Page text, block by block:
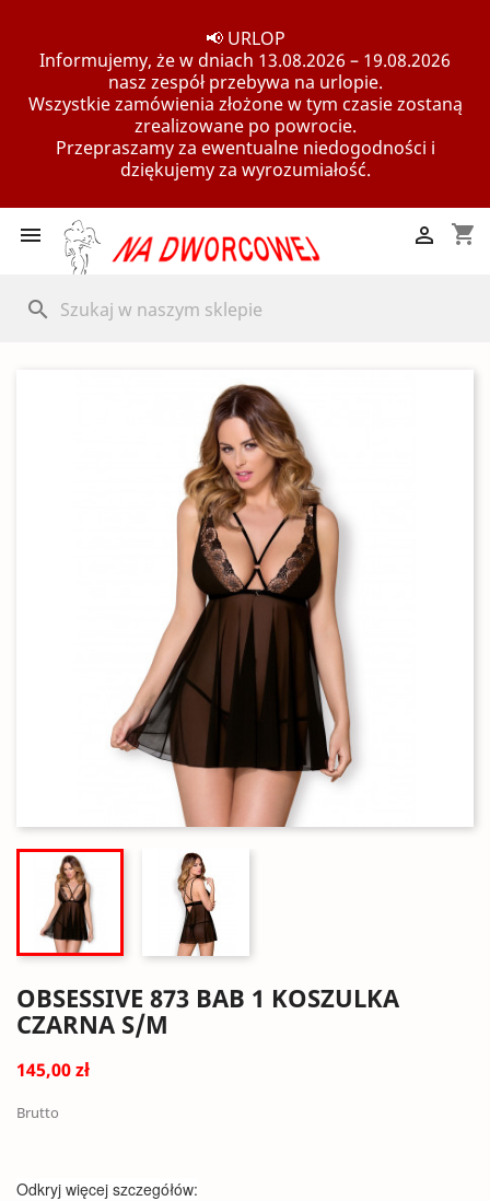
📢 URLOP
Informujemy, że w dniach 13.08.2026 – 19.08.2026
nasz zespół przebywa na urlopie.
Wszystkie zamówienia złożone w tym czasie zostaną
zrealizowane po powrocie.
Przepraszamy za ewentualne niedogodności i
dziękujemy za wyrozumiałość.
 shopping_cart

search
OBSESSIVE 873 BAB 1 KOSZULKA
CZARNA S/M
145,00 zł
Brutto
Odkryj więcej szczegółów: